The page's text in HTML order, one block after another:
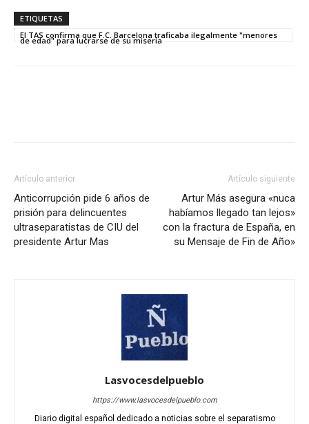
ETIQUETAS
El TAS confirma que F.C. Barcelona traficaba ilegalmente "menores
de edad" para lucrarse de su miseria
Artículo anterior
Anticorrupción pide 6 años de
prisión para delincuentes
ultraseparatistas de CIU del
presidente Artur Mas
Artículo siguiente
Artur Más asegura «nuca
habíamos llegado tan lejos»
con la fractura de España, en
su Mensaje de Fin de Año»
Lasvocesdelpueblo
https://www.lasvocesdelpueblo.com
Diario digital español dedicado a noticias sobre el separatismo